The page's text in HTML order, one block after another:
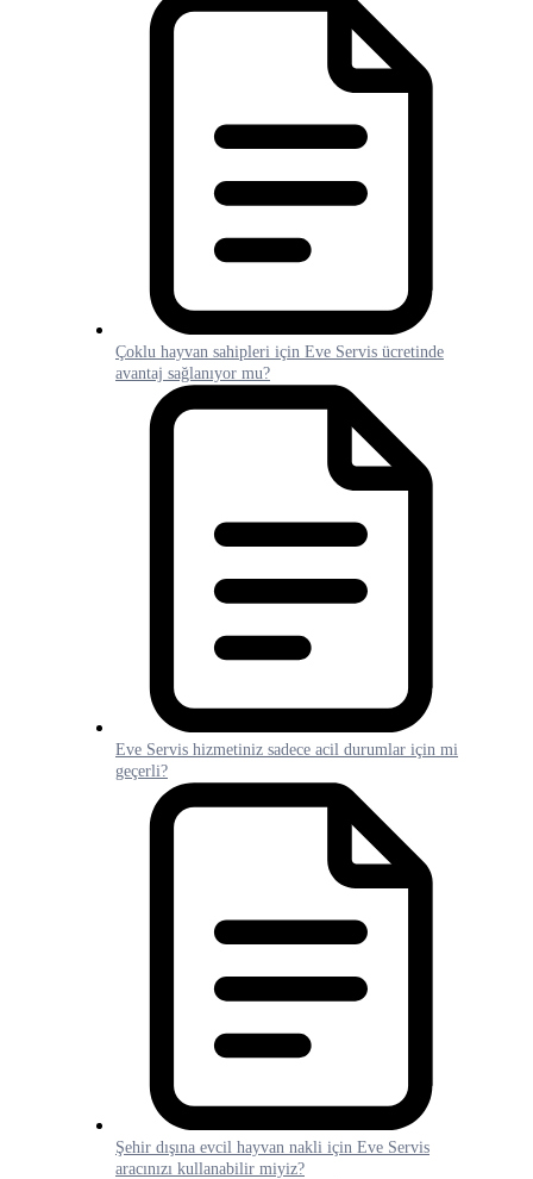
Çoklu hayvan sahipleri için Eve Servis ücretinde
avantaj sağlanıyor mu?
Eve Servis hizmetiniz sadece acil durumlar için mi
geçerli?
Şehir dışına evcil hayvan nakli için Eve Servis
aracınızı kullanabilir miyiz?